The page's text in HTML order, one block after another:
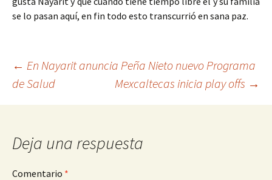
se lo pasan aquí, en fin todo esto transcurrió en sana paz.
entrada
← En Nayarit anuncia Peña Nieto nuevo Programa
de Salud
Mexcaltecas inicia play offs →
Deja una respuesta
Comentario *